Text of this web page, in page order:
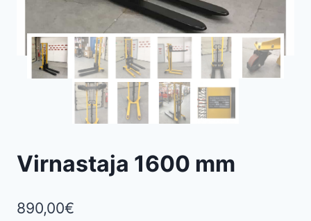
Virnastaja 1600 mm
890,00€